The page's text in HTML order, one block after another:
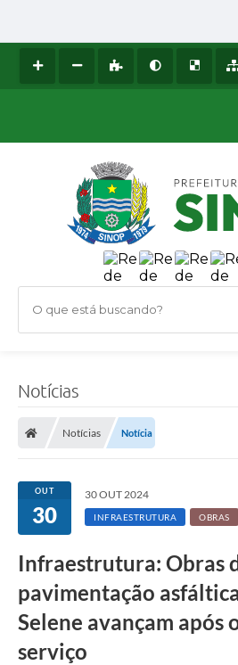
O que está buscando?
Notícias
Notícias Notícia
OUT
30
30 OUT 2024
INFRAESTRUTURA OBRAS
Infraestrutura: Obras
pavimentação
Selene avançam após
serviço